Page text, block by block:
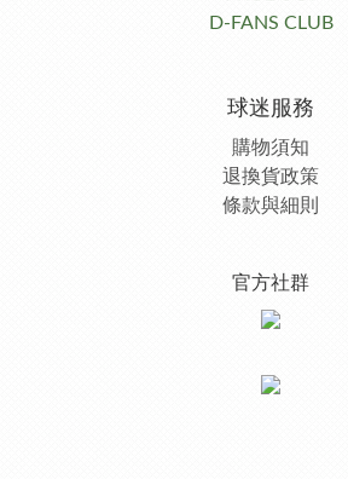
D-FANS CLUB
球迷服務
購物須知
退換貨政策
條款與細則
官方社群